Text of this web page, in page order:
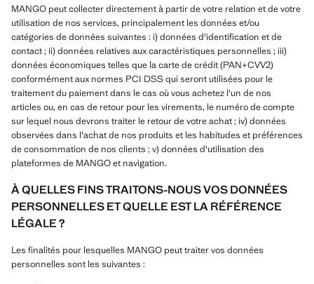
MANGO peut collecter directement à partir de votre relation et de votre
utilisation de nos services, principalement les données et/ou
catégories de données suivantes : i) données d'identification et de
contact ; ii) données relatives aux caractéristiques personnelles ; iii)
données économiques telles que la carte de crédit (PAN+CVV2)
conformément aux normes PCI DSS qui seront utilisées pour le
traitement du paiement dans le cas où vous achetez l'un de nos
articles ou, en cas de retour pour les virements, le numéro de compte
sur lequel nous devrons traiter le retour de votre achat ; iv) données
observées dans l'achat de nos produits et les habitudes et préférences
de consommation de nos clients ; v) données d'utilisation des
plateformes de MANGO et navigation.
À QUELLES FINS TRAITONS-NOUS VOS DONNÉES
PERSONNELLES ET QUELLE EST LA RÉFÉRENCE
LÉGALE ?
Les finalités pour lesquelles MANGO peut traiter vos données
personnelles sont les suivantes :